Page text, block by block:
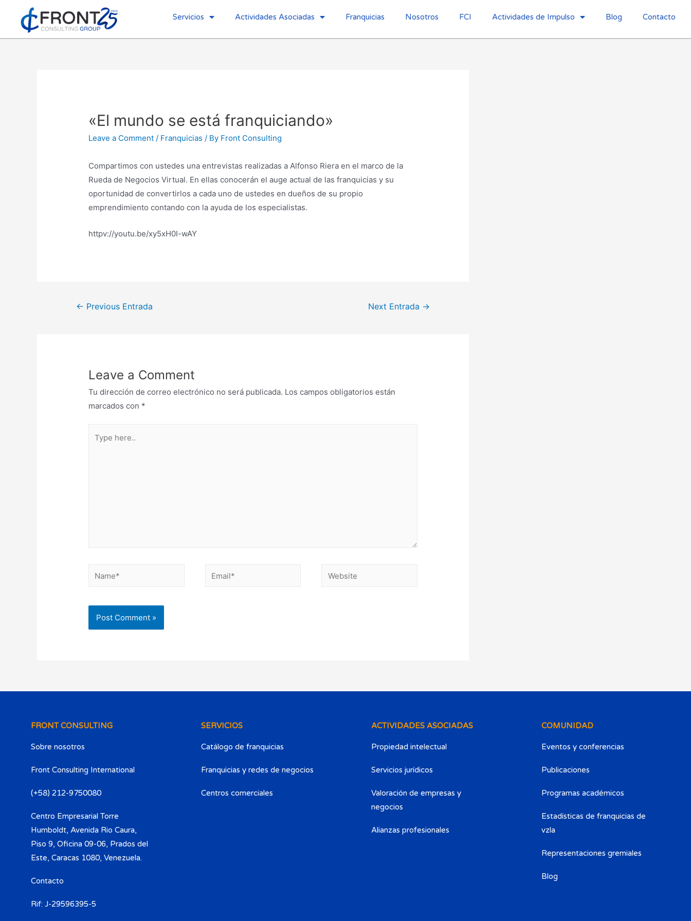
Servicios Actividades Asociadas Franquicias Nosotros FCI Actividades de Impulso Blog Contacto
«El mundo se está franquiciando»
Leave a Comment / Franquicias / By Front Consulting
Compartimos con ustedes una entrevistas realizadas a Alfonso Riera en el marco de la
Rueda de Negocios Virtual. En ellas conocerán el auge actual de las franquicias y su
oportunidad de convertirlos a cada uno de ustedes en dueños de su propio
emprendimiento contando con la ayuda de los especialistas.
httpv://youtu.be/xy5xH0I-wAY
← Previous Entrada Next Entrada →
Leave a Comment
Tu dirección de correo electrónico no será publicada. Los campos obligatorios están
marcados con *
FRONT CONSULTING
Sobre nosotros
Front Consulting International
(+58) 212-9750080​
Centro Empresarial Torre
Humboldt, Avenida Rio Caura,
Piso 9, Oficina 09-06, Prados del
Este, Caracas 1080, Venezuela.
Contacto
Rif: J-29596395-5
SERVICIOS
Catálogo de franquicias
Franquicias y redes de negocios
Centros comerciales
ACTIVIDADES ASOCIADAS
Propiedad intelectual
Servicios jurídicos
Valoración de empresas y
negocios
Alianzas profesionales
COMUNIDAD
Eventos y conferencias
Publicaciones
Programas académicos
Estadísticas de franquicias de
vzla
Representaciones gremiales
Blog